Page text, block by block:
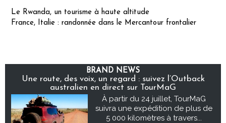
Le Rwanda, un tourisme à haute altitude
France, Italie : randonnée dans le Mercantour frontalier
BRAND NEWS
Une route, des voix, un regard : suivez l’Outback
australien en direct sur TourMaG
À partir du 24 juillet, TourMaG
suivra une expédition de plus de
5 000 kilomètres à travers...